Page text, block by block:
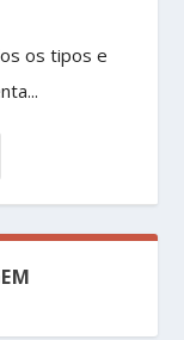
os tipos e